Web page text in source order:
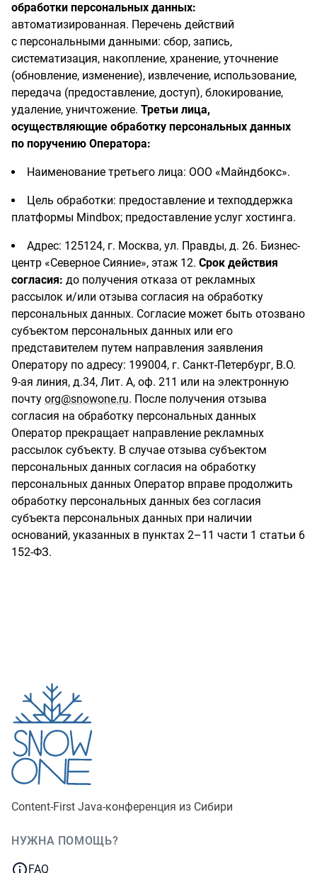
обработки персональных данных:
автоматизированная. Перечень действий
с персональными данными: сбор, запись,
систематизация, накопление, хранение, уточнение
(обновление, изменение), извлечение, использование,
передача (предоставление, доступ), блокирование,
удаление, уничтожение. Третьи лица,
осуществляющие обработку персональных данных
по поручению Оператора:
Наименование третьего лица: ООО «Майндбокс».
Цель обработки: предоставление и техподдержка
платформы Mindbox; предоставление услуг хостинга.
Адрес: 125124, г. Москва, ул. Правды, д. 26. Бизнес-
центр «Северное Сияние», этаж 12. Срок действия
согласия: до получения отказа от рекламных
рассылок и/или отзыва согласия на обработку
персональных данных. Согласие может быть отозвано
субъектом персональных данных или его
представителем путем направления заявления
Оператору по адресу: 199004, г. Санкт-Петербург, В.О.
9-ая линия, д.34, Лит. А, оф. 211 или на электронную
почту org@snowone.ru. После получения отзыва
согласия на обработку персональных данных
Оператор прекращает направление рекламных
рассылок субъекту. В случае отзыва субъектом
персональных данных согласия на обработку
персональных данных Оператор вправе продолжить
обработку персональных данных без согласия
субъекта персональных данных при наличии
оснований, указанных в пунктах 2–11 части 1 статьи 6
152-ФЗ.
Content-First Java‑конференция из Сибири
НУЖНА ПОМОЩЬ?
FAQ